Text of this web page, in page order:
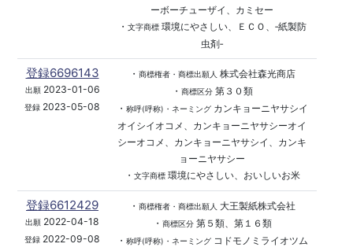
ーボーチューザイ、カミセー
・ 文字商標環境にやさしい、ＥＣＯ、‐紙製防
虫剤‐
登録6696143
出願2023-01-06
登録 2023-05-08
・ 商標権者・商標出願人 株式会社森光商店
・ 商標区分第３０類
・ 称呼(呼称)・ネーミングカンキョーニヤサシイ
オイシイオコメ、カンキョーニヤサシーオイ
シーオコメ、カンキョーニヤサシイ、カンキ
ョーニヤサシー
・ 文字商標環境にやさしい、おいしいお米
登録6612429
出願 2022-04-18
登録 2022-09-08
・ 商標権者・商標出願人
大王製紙株式会社
・ 商標区分第５類、第１６類
・ 称呼(呼称)・ネーミングコドモノミライオツム